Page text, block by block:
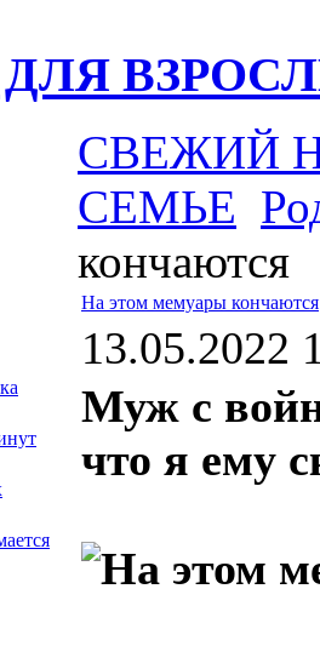
СВЕЖИЙ
СЕМЬЕ
кончаются
На этом мемуары кончаются
13.05.2022
Муж с
что я ему